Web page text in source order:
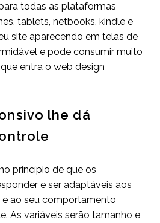
todas as plataformas
tablets, netbooks, kindle e
site aparecendo em telas de
e pode consumir muito
entra o web design
lhe dá
princípio de que os
e ser adaptáveis aos
e ao seu comportamento
As variáveis serão tamanho e